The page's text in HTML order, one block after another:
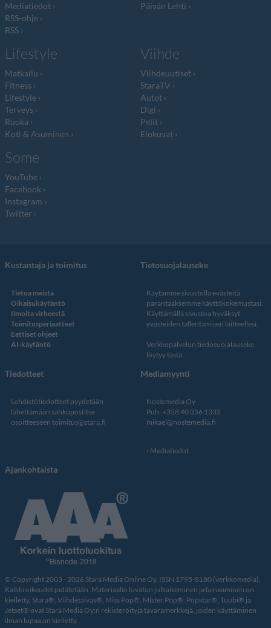
Mediatiedot
RSS-ohje
RSS
Päivän Lehti
Lifestyle
Matkailu
Fitness
Lifestyle
Terveys
Ruoka
Koti & Asuminen
Viihde
Viihdeuutiset
StaraTV
Autot
Digi
Pelit
Elokuvat
Some
YouTube
Facebook
Instagram
Twitter
Kustantaja ja toimitus
Tietoa meistä
Oikaisukäytäntö
Ilmoita virheestä
Toimitusperiaatteet
Eettiset ohjeet
AI-käytäntö
Tietosuojalauseke
Käytämme sivustolla evästeitä
parantaaksemme käyttökokemustasi.
Käyttämällä sivustoa hyväksyt
evästeiden tallentamisen laitteellesi.
Verkkopalvelun tiedosuojalauseke
löytyy tästä.
Tiedotteet
Lehdistötiedotteet pyydetään
lähettämään sähköpostitse
osoitteeseen toimitus@stara.fi
Mediamyynti
Nostemedia Oy
Puh. +358 40 356 1332
mikael@nostemedia.fi
Mediatiedot
Ajankohtaista
© Copyright 2003 - 2026 Stara Media Online Oy. ISSN 1795-8180 (verkkomedia).
Kaikki oikeudet pidätetään. Materiaalin luvaton julkaiseminen ja lainaaminen on
kielletty. Stara®, Viihdetaivas®, Miss Pop®, Mister Pop®, Popstar®, Tuubi® ja
Jetset® ovat Stara Media Oy:n rekisteröityjä tavaramerkkejä, joiden käyttäminen
ilman lupaa on kielletty.